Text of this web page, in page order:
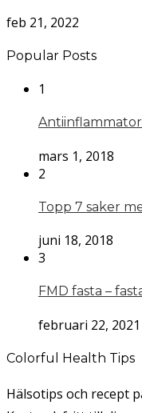
feb 21, 2022
Popular Posts
1
mars 1, 2018
2
Topp 7 saker
juni 18, 2018
3
FMD fasta –
februari 22, 2021
Colorful Health Tips
Hälsotips och recept